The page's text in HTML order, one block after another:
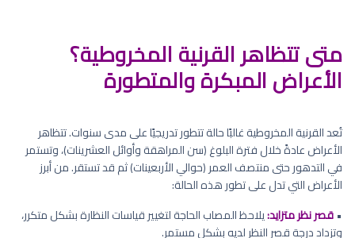
متى تتظاهر القرنية المخروطية؟
الأعراض المبكرة والمتطورة
تُعد القرنية المخروطية غالبًا حالة تتطور تدريجيًا على مدى سنوات. تتظاهر
الأعراض عادةً خلال فترة البلوغ (سن المراهقة وأوائل العشرينات)، وتستمر
في التدهور حتى منتصف العمر (حوالي الأربعينات) ثم قد تستقر. من أبرز
الأعراض التي تدل على تطور هذه الحالة:
•قصر نظر متزايد:يلاحظ المصاب الحاجة لتغيير قياسات النظارة بشكل متكرر،
وتزداد درجة قصر النظر لديه بشكل مستمر.